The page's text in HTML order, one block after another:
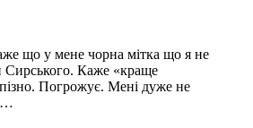
що у мене чорна мітка що я не
Каже «краще
Погрожує. Мені дуже не
…